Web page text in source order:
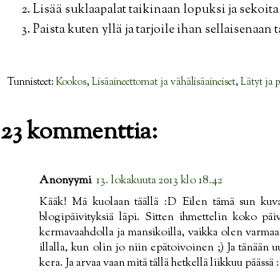
Lisää suklaapalat taikinaan lopuksi ja
Paista kuten yllä ja tarjoile ihan sellaisenaan
Tunnisteet:Kookos, Lisäaineettomat ja vähälisäaineiset, Lätyt ja
23 kommenttia:
Anonyymi 13. lokakuuta 2013 klo 18.42
Kääk! Mä kuolaan täällä :D Eilen tämä sun
blogipäivityksiä läpi. Sitten ihmettelin koko
kermavaahdolla ja mansikoilla, vaikka olen
illalla, kun olin jo niin epätoivoinen ;) Ja tänään
kera. Ja arvaa vaan mitä tällä hetkellä liikkuu